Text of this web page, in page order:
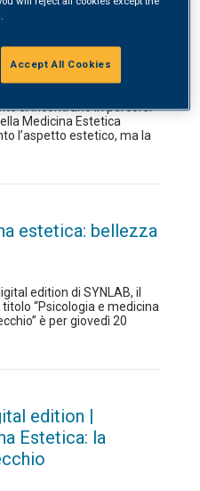
Maria di Vobarno nasce il
Estetica: uno spazio
al benessere della
si incontrano in percorsi
Medicina Estetica
l’aspetto estetico, ma la
estetica: bellezza
edition di SYNLAB, il
“Psicologia e medicina
è per giovedì 20
edition |
Estetica: la
Accept All Cookies